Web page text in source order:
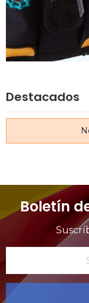
Destacados
Boletín